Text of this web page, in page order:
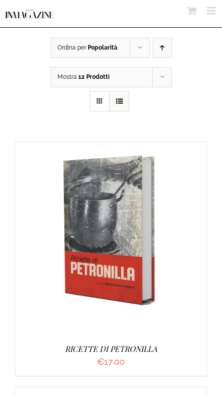
Ordina per Popolarità
Mostra 12 Prodotti
DETTAGLI
RICETTE DI PETRONILLA
€17.00